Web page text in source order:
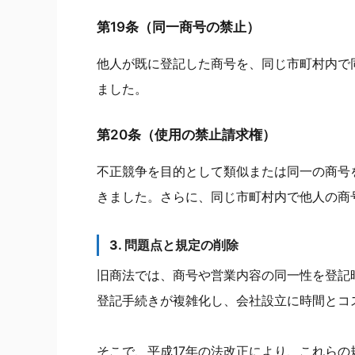
第19条（同一商号の禁止）
他人が既に登記した商号を、同じ市町村内
ました。
第20条（使用の禁止請求権）
不正競争を目的として類似または同一の商
きました。さらに、同じ市町村内で他人の
3. 問題点と規定の削除
旧商法では、商号や営業内容の同一性を登
登記手続きが複雑化し、会社設立に時間と
そこで、平成17年の法改正により、これら